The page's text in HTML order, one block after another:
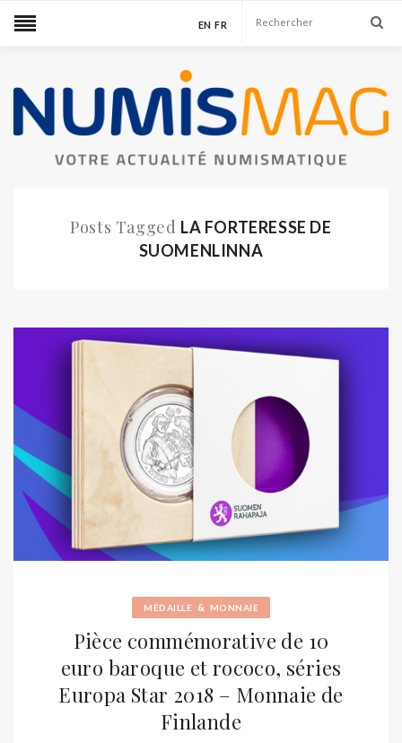
EN FR
Posts Tagged LA FORTERESSE DE
SUOMENLINNA
MÉDAILLE & MONNAIE
Pièce commémorative de 10
euro baroque et rococo, séries
Europa Star 2018 – Monnaie de
Finlande